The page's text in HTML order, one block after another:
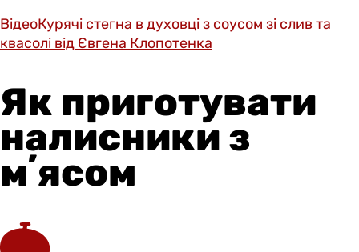
ВідеоКурячі стегна в духовці з соусом зі слив та
квасолі від Євгена Клопотенка
Як приготувати
налисники з
мʼясом